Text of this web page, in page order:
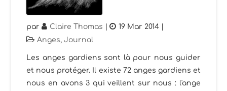
par Claire Thomas | 19 Mar 2014 |
Anges,Journal
Les anges gardiens sont là pour nous guider
et nous protéger. Il existe 72 anges gardiens et
nous en avons 3 qui veillent sur nous : l'ange